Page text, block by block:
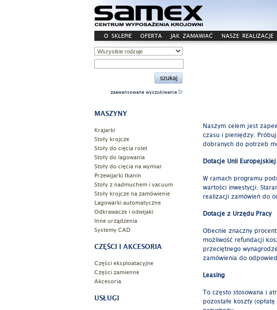
O SKLEPIE OFERTA JAK ZAMAWIAĆ NASZE REALIZACJE
zaawansowane wyszukiwanie
MASZYNY
Krajarki
Stoły krojcze
Stoły do cięcia rolet
Stoły do lagowania
Stoły do cięcia na wymiar
Przewijarki tkanin
Stoły z nadmuchem i vacuum
Stoły krojcze na zamówienie
Lagowarki automatyczne
Odkrawacze i odwijaki
Inne urządzenia
Systemy CAD
CZĘŚCI I AKCESORIA
Części eksploatacyjne
Części zamienne
Akcesoria
USŁUGI
Naszym celem jest
czasu i pieniędzy.
dobranych do potrzeb
Dotacje Unii Europejskiej
W ramach programu
wartości inwestycji.
realizacji zamówień do
Dotacje z Urzędu Pracy
Obecnie znaczny
możliwość refundacji
przeciętnego
zamówienia do
Leasing
To często stosowana i
pozostałe koszty